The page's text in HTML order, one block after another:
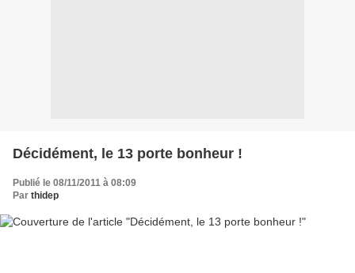
Décidément, le 13 porte bonheur !
Publié le 08/11/2011 à 08:09
Par thidep